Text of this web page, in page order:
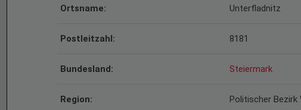
Ortsname: Unterfladnitz
Postleitzahl: 8181
Bundesland: Steiermark
Region: Politischer Bezirk